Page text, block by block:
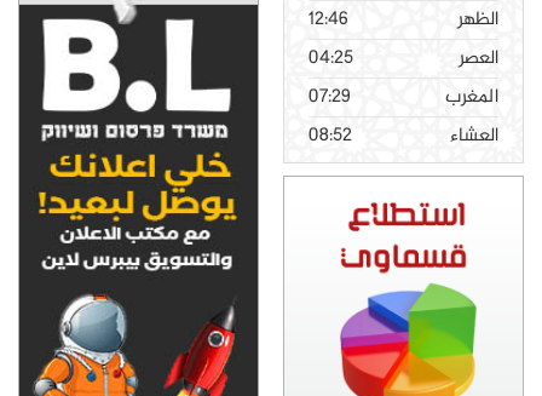
الظهر
12:46
العصر
04:25
المغرب
07:29
العشاء
08:52